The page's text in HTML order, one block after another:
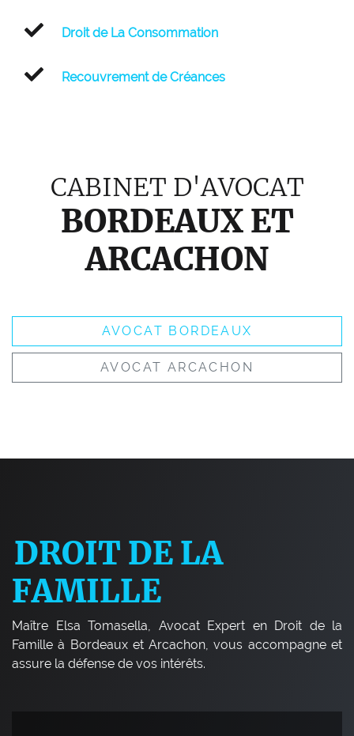
Droit de La Consommation
Recouvrement de Créances
CABINET D'AVOCAT
BORDEAUX ET
ARCACHON
AVOCAT BORDEAUX
AVOCAT ARCACHON
DROIT DE LA
FAMILLE
Maître Elsa Tomasella, Avocat Expert en Droit de la
Famille à Bordeaux et Arcachon, vous accompagne et
assure la défense de vos intérêts.